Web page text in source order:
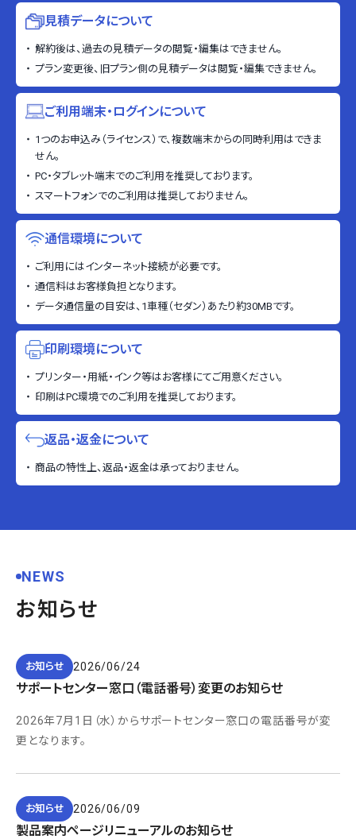
見積データについて
解約後は、過去の見積データの閲覧・編集はできません。
プラン変更後、旧プラン側の見積データは閲覧・編集できません。
ご利用端末・ログインについて
1つのお申込み（ライセンス）で、複数端末からの同時利用はできま
せん。
PC・タブレット端末でのご利用を推奨しております。
スマートフォンでのご利用は推奨しておりません。
通信環境について
ご利用にはインターネット接続が必要です。
通信料はお客様負担となります。
データ通信量の目安は、1車種（セダン）あたり約30MBです。
印刷環境について
プリンター・用紙・インク等はお客様にてご用意ください。
印刷はPC環境でのご利用を推奨しております。
返品・返金について
商品の特性上、返品・返金は承っておりません。
NEWS
お知らせ
お知らせ 2026/06/24
サポートセンター窓口（電話番号）変更のお知らせ
2026年7月1日（水）からサポートセンター窓口の電話番号が変
更となります。
お知らせ 2026/06/09
製品案内ページリニューアルのお知らせ